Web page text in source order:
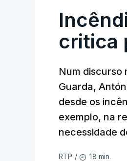
critica
Num discurso
Guarda,
desde os
exemplo, na
necessidade
RTP / 18 min.